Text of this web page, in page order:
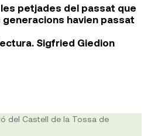
petjades del passat que
havien passat
Sigfried Giedion
del Castell de la Tossa de